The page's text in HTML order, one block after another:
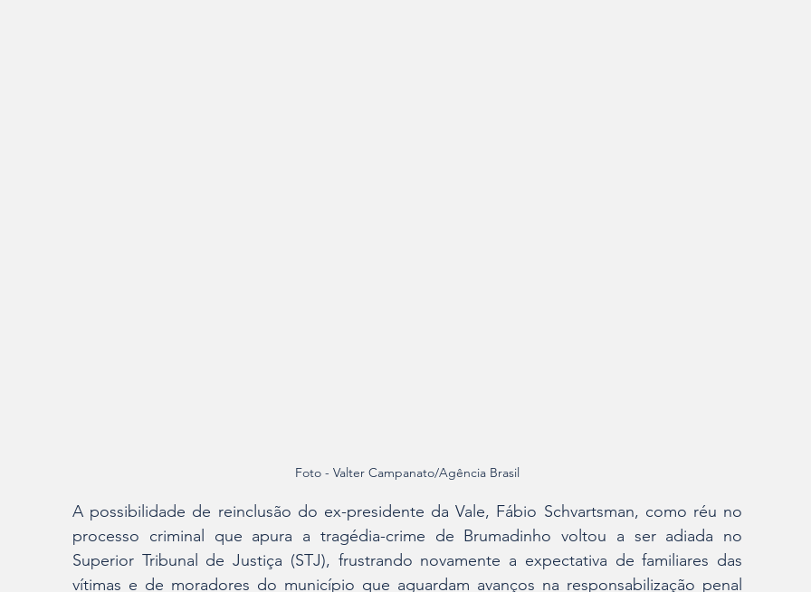
Foto - Valter Campanato/Agência Brasil
A possibilidade de reinclusão do ex-presidente da Vale, Fábio Schvartsman, como réu no
processo criminal que apura a tragédia-crime de Brumadinho voltou a ser adiada no
Superior Tribunal de Justiça (STJ), frustrando novamente a expectativa de familiares das
vítimas e de moradores do município que aguardam avanços na responsabilização penal